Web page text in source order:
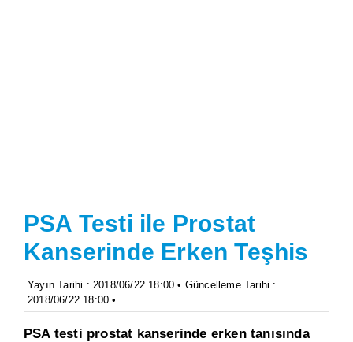
PSA Testi ile Prostat
Kanserinde Erken Teşhis
Yayın Tarihi : 2018/06/22 18:00 • Güncelleme Tarihi :
2018/06/22 18:00 •
PSA testi prostat kanserinde erken tanısında